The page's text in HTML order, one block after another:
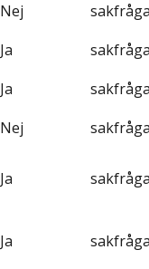
Nej
Ja
Ja
Nej
Ja
Ja